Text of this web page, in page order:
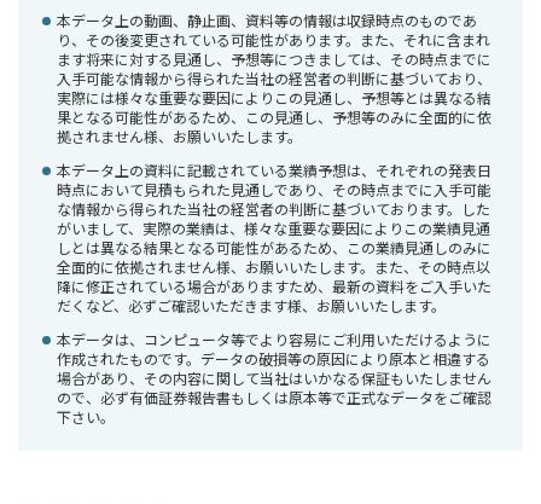
本データ上の動画、静止画、資料等の情報は収録時点のものであ
り、その後変更されている可能性があります。また、それに含まれ
ます将来に対する見通し、予想等につきましては、その時点までに
入手可能な情報から得られた当社の経営者の判断に基づいており、
実際には様々な重要な要因によりこの見通し、予想等とは異なる結
果となる可能性があるため、この見通し、予想等のみに全面的に依
拠されません様、お願いいたします。
本データ上の資料に記載されている業績予想は、それぞれの発表日
時点において見積もられた見通しであり、その時点までに入手可能
な情報から得られた当社の経営者の判断に基づいております。した
がいまして、実際の業績は、様々な重要な要因によりこの業績見通
しとは異なる結果となる可能性があるため、この業績見通しのみに
全面的に依拠されません様、お願いいたします。また、その時点以
降に修正されている場合がありますため、最新の資料をご入手いた
だくなど、必ずご確認いただきます様、お願いいたします。
本データは、コンピュータ等でより容易にご利用いただけるように
作成されたものです。データの破損等の原因により原本と相違する
場合があり、その内容に関して当社はいかなる保証もいたしません
ので、必ず有価証券報告書もしくは原本等で正式なデータをご確認
下さい。